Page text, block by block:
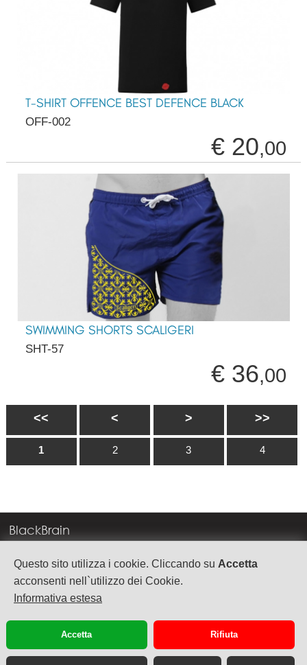
Questo sito utilizza i cookie. Cliccando su Accetta
acconsenti nell`utilizzo dei Cookie.
Informativa estesa
Accetta Rifiuta
T-SHIRT OFFENCE BEST DEFENCE BLACK
OFF-002
€ 20,00
SWIMMING SHORTS SCALIGERI
SHT-57
€ 36,00
<< < > >>
1 2 3 4
BlackBrain
Corso Milano, 83
37138 Verona
TEL. +39 045 575888
P.Iva 03992340236